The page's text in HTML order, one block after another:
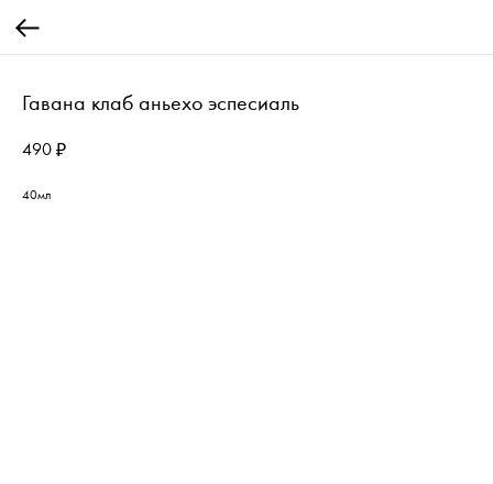
Гавана клаб аньехо эспесиаль
490 ₽
40мл